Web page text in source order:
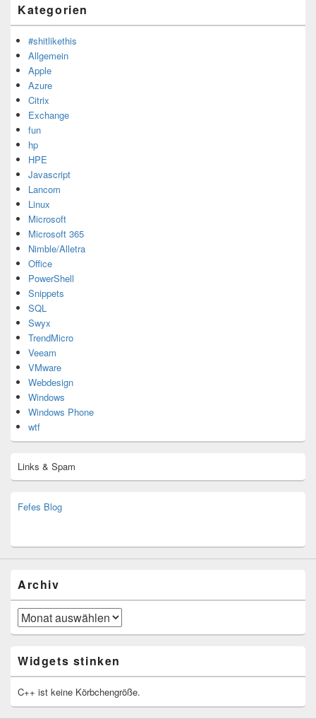
Kategorien
#shitlikethis
Allgemein
Apple
Azure
Citrix
Exchange
fun
hp
HPE
Javascript
Lancom
Linux
Microsoft
Microsoft 365
Nimble/Alletra
Office
PowerShell
Snippets
SQL
Swyx
TrendMicro
Veeam
VMware
Webdesign
Windows
Windows Phone
wtf
Links & Spam
Fefes Blog
Archiv
Archiv
Widgets stinken
C++ ist keine Körbchengröße.